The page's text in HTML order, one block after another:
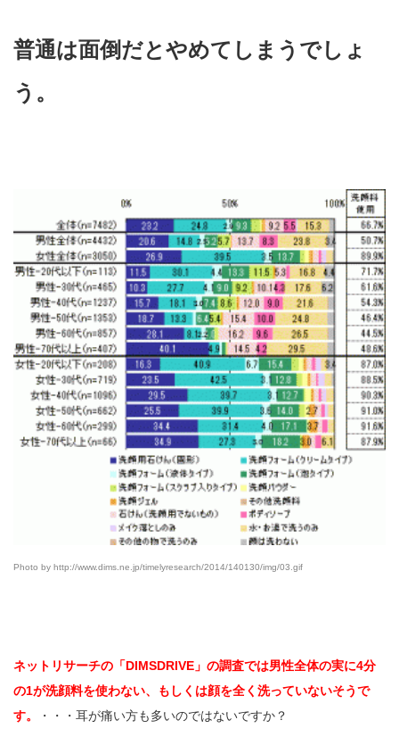
普通は面倒だとやめてしまうでしょ
う。
Photo by http://www.dims.ne.jp/timelyresearch/2014/140130/img/03.gif
ネットリサーチの「DIMSDRIVE」の調査では男性全体の実に4分
の1が洗顔料を使わない、もしくは顔を全く洗っていないそうで
す。
・・・耳が痛い方も多いのではないですか？